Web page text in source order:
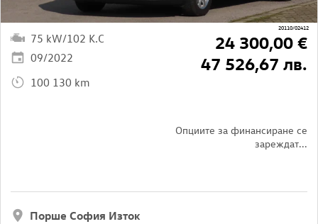
20110/02412
75 kW/102 K.C
09/2022
100 130 km
Опциите за финансиране се
зареждат...
24 300,00 €
47 526,67 лв.
Порше София Изток